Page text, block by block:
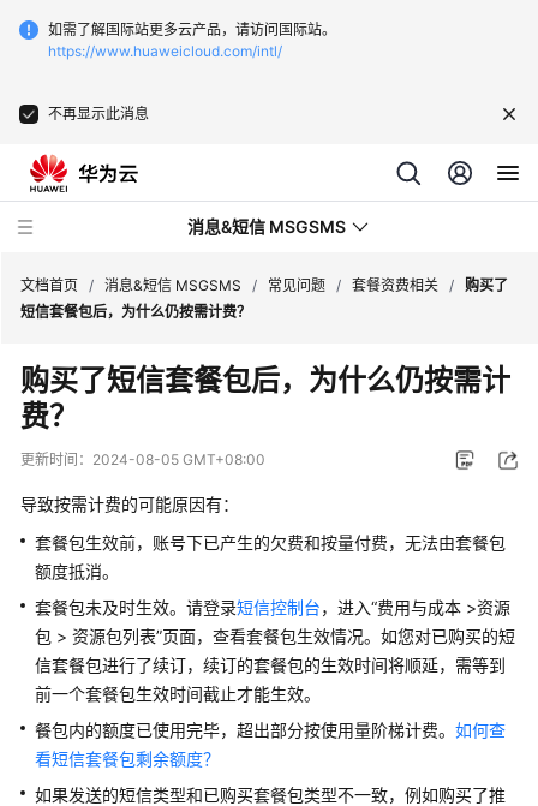
如需了解国际站更多云产品，请访问国际站。
https://www.huaweicloud.com/intl/
不再显示此消息
消息&短信 MSGSMS
新
动
服
公
告
产
品
介
绍
价
格
文档首页 / 消息&短信 MSGSMS / 常见问题 / 套餐资费相关 / 购买了
短信套餐包后，为什么仍按需计费？
购买了短信套餐包后，为什么仍按需计
费？
更新时间： 2024-08-05 GMT+08:00
导致按需计费的可能原因有：
套餐包生效前，账号下已产生的欠费和按量付费，无法由套餐包
额度抵消。
套餐包未及时生效。请登录短信控制台，进入“费用与成本 >资源
包 > 资源包列表”页面，查看套餐包生效情况。如您对已购买的短
信套餐包进行了续订，续订的套餐包的生效时间将顺延，需等到
前一个套餐包生效时间截止才能生效。
餐包内的额度已使用完毕，超出部分按使用量阶梯计费。 如何查
看短信套餐包剩余额度？
如果发送的短信类型和已购买套餐包类型不一致，例如购买了推